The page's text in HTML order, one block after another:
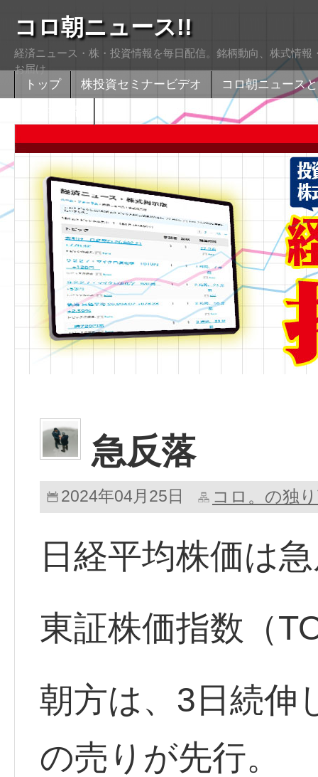
コロ朝ニュース!!
経済ニュース・株・投資情報を毎日配信。銘柄動向、株式情
お届け
トップ 株投資セミナービデオ
コロ朝ニュース
急反落
2024年04月25日 コロ。の独
日経平均株価は
東証株価指数（
朝方は、3日続伸
の売りが先行。